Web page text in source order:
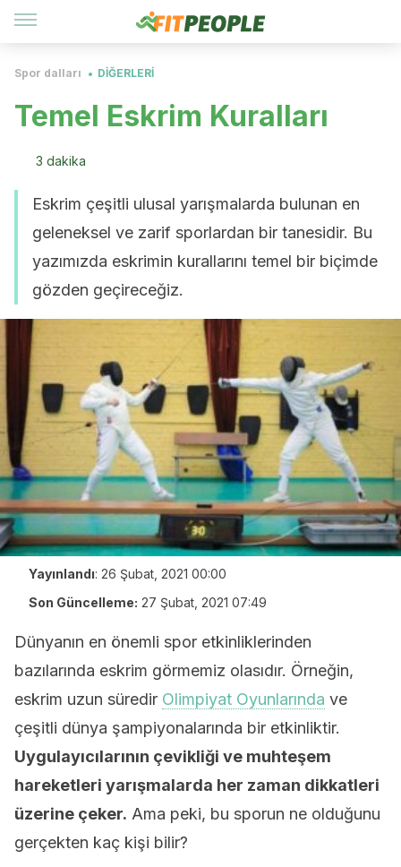
Spor dalları DİĞERLERİ
Temel Eskrim Kuralları
3 dakika
Eskrim çeşitli ulusal yarışmalarda bulunan en
geleneksel ve zarif sporlardan bir tanesidir. Bu
yazımızda eskrimin kurallarını temel bir biçimde
gözden geçireceğiz.
Yayınlandı: 26 Şubat, 2021 00:00
Son Güncelleme: 27 Şubat, 2021 07:49
Dünyanın en önemli spor etkinliklerinden
bazılarında eskrim görmemiz olasıdır. Örneğin,
eskrim uzun süredir Olimpiyat Oyunlarında ve
çeşitli dünya şampiyonalarında bir etkinliktir.
Uygulayıcılarının çevikliği ve muhteşem
hareketleri yarışmalarda her zaman dikkatleri
üzerine çeker. Ama peki, bu sporun ne olduğunu
gerçekten kaç kişi bilir?